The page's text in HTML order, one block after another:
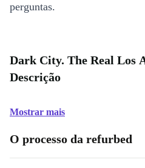
perguntas.
Dark City. The Real Los
Descrição
Mostrar mais
O processo da refurbed